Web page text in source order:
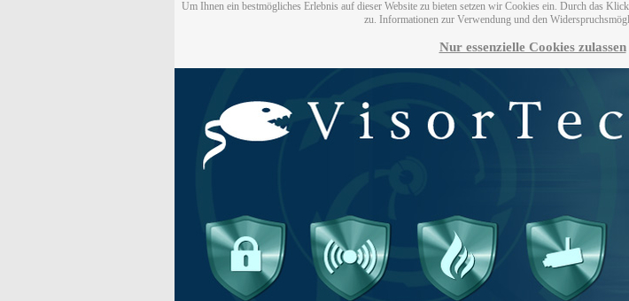
Um Ihnen ein bestmögliches Erlebnis auf dieser Website zu bieten setzen wir Cookies ein. Durch das
zu. Informationen zur Verwendung und den
Nur essenzielle Cookies zulassen